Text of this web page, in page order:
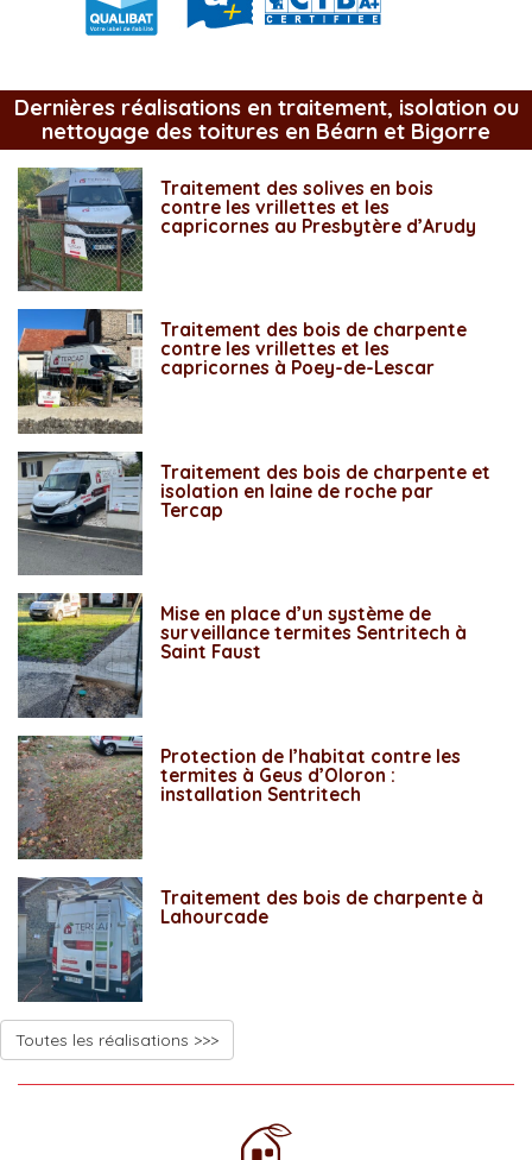
Dernières réalisations en traitement, isolation ou
nettoyage des toitures en Béarn et Bigorre
Traitement des solives en bois
contre les vrillettes et les
capricornes au Presbytère d’Arudy
Traitement des bois de charpente
contre les vrillettes et les
capricornes à Poey-de-Lescar
Traitement des bois de charpente et
isolation en laine de roche par
Tercap
Mise en place d’un système de
surveillance termites Sentritech à
Saint Faust
Protection de l’habitat contre les
termites à Geus d’Oloron :
installation Sentritech
Traitement des bois de charpente à
Lahourcade
Toutes les réalisations >>>